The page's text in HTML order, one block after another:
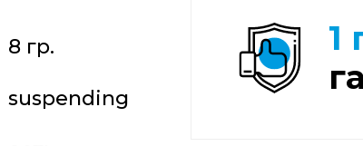
8 гр.
suspending
1